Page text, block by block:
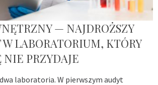
— NAJDROŻSZY
LABORATORIUM, KTÓRY
PRZYDAJE
laboratoria. W pierwszym audyt